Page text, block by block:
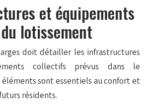
et équipements
lotissement
doit détailler les infrastructures
collectifs prévus dans le
éléments sont essentiels au confort et
résidents.